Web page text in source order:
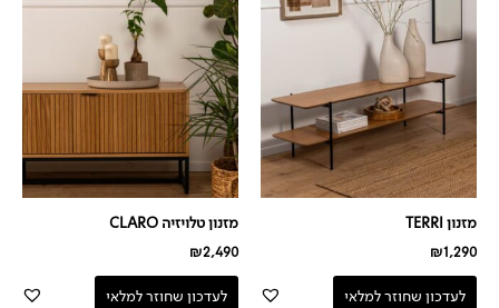
מזנון TERRI
₪1,290
לעדכון שחוזר למלאי
מזנון טלויזיה CLARO
₪2,490
לעדכון שחוזר למלאי